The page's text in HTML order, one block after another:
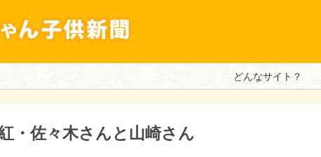
どんなサイト？
・佐々木さんと山崎さん